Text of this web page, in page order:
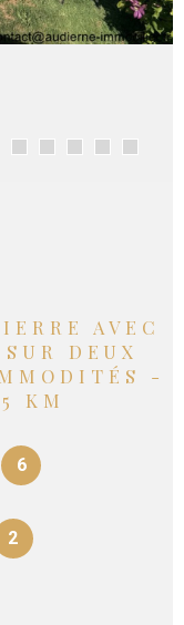
AVEC
DEUX
-
KM
6
2